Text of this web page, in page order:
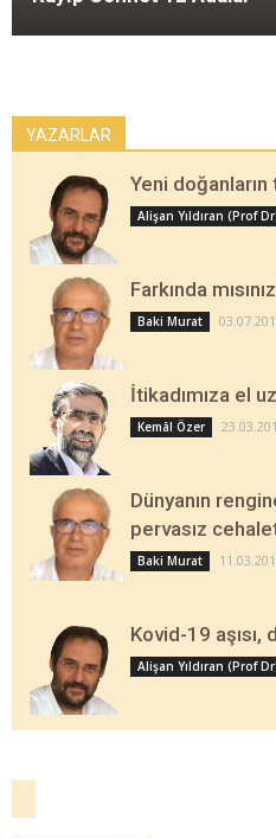
YAZARLAR
Yeni
Alişan Yıldıran (Prof
Farkında
Baki Murat
İtikadımıza el
Kemâl Özer
Dünyanın
pervasız
Baki Murat
Kovid-19
Alişan Yıldıran (Prof